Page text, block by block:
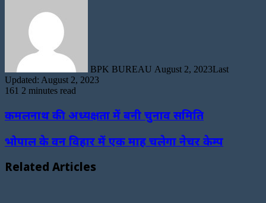
BPK BUREAU August 2, 2023Last
Updated: August 2, 2023
161 2 minutes read
कमलनाथ की अध्यक्षता में बनी चुनाव समिति
भोपाल के वन विहार में एक माह चलेगा नेचर केम्प
Related Articles